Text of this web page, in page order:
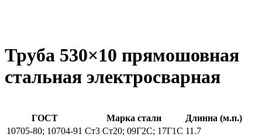
Труба 530×10 прямошовная
стальная электросварная
ГОСТ Марка стали
Длинна (м.п.)
10705-80; 10704-91 Ст3 Ст20; 09Г2С; 17Г1С 11.7